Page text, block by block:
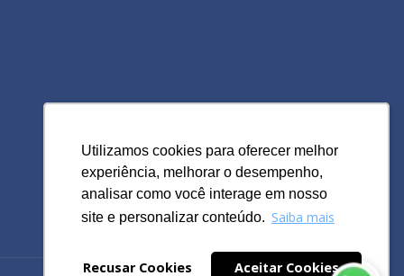
Utilizamos cookies para oferecer melhor
experiência, melhorar o desempenho,
analisar como você interage em nosso
site e personalizar conteúdo. Saiba mais
Recusar Cookies Aceitar Cookies
Utilizamos cookies para oferecer melhor
experiência, melhorar o desempenho,
analisar como você interage em nosso
site e personalizar conteúdo. Saiba mais
Recusar Cookies Aceitar Cookies